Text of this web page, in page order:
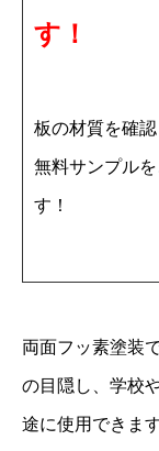
す！
板の材質を確
無料サンプル
す！
両面フッ素塗装
の目隠し、学校
途に使用できます